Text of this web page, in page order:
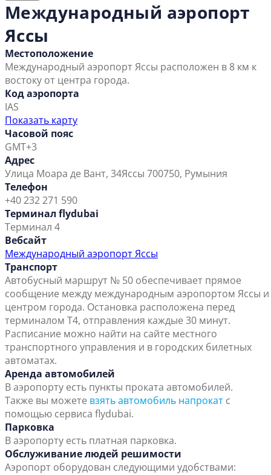
Международный аэропорт
Яссы
Местоположение
Международный аэропорт Яссы расположен в 8 км к
востоку от центра города.
Код аэропорта
IAS
Показать карту
Часовой пояс
GMT+3
Адрес
Улица Моара де Вант, 34Яссы 700750, Румыния
Телефон
+40 232 271 590
Терминал flydubai
Терминал 4
Вебсайт
Международный аэропорт Яссы
Транспорт
Автобусный маршрут № 50 обеспечивает прямое
сообщение между международным аэропортом Яссы и
центром города. Остановка расположена перед
терминалом Т4, отправления каждые 30 минут.
Расписание можно найти на сайте местного
транспортного управления и в городских билетных
автоматах.
Аренда автомобилей
В аэропорту есть пункты проката автомобилей.
Также вы можете взять автомобиль напрокат с
помощью сервиса flydubai.
Парковка
В аэропорту есть платная парковка.
Обслуживание людей решимости
Аэропорт оборудован следующими удобствами: